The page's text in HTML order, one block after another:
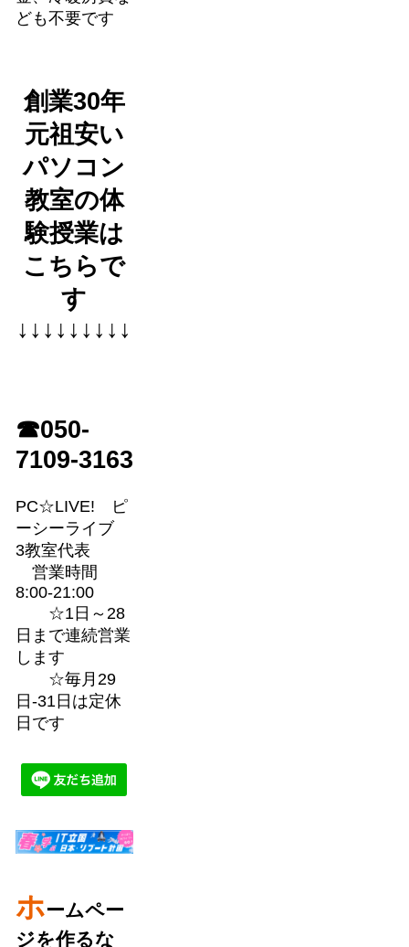
ども不要です
創業30年
元祖安い
パソコン
教室の体
験授業は
こちらで
す
↓↓↓↓↓↓↓↓↓
☎050-
7109-3163
PC☆LIVE! ピ
ーシーライブ
3教室代表
営業時間
8:00-21:00
☆1日～28
日まで連続営業
します
☆毎月29
日-31日は定休
日です
ホームペー
ジを作るな